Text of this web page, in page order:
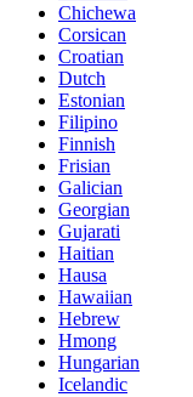
Chichewa
Corsican
Croatian
Dutch
Estonian
Filipino
Finnish
Frisian
Galician
Georgian
Gujarati
Haitian
Hausa
Hawaiian
Hebrew
Hmong
Hungarian
Icelandic